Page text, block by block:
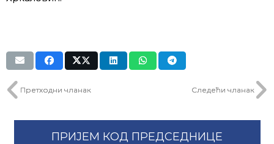
Претходни чланак Следећи чланак
ПРИЈЕМ КОД ПРЕДСЕДНИЦЕ